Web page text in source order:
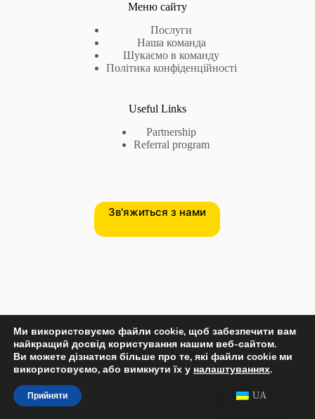
Меню сайту
Послуги
Наша команда
Шукаємо в команду
Політика конфіденційності
Useful Links
Partnership
Referral program
Зв'яжиться з нами
Телефон США:+17735718782
Phone EU:+380632875545
Потрібна допомога чи є запитання?
UA
Ми використовуємо файли cookie, щоб забезпечити вам
найкращий досвід користування нашим веб-сайтом.
Ви можете дізнатися більше про те, які файли cookie ми
використовуємо, або вимкнути їх у налаштуваннях.
Прийняти